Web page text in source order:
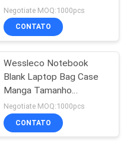
tecida
casca dura à prova
d'água 15 polegadas
Porta-retratos Caixa de
MacBook Tablet
Negotiate MOQ:1000pcs
CONTATO
Wessleco Notebook
Blank Laptop Bag Case
Manga Tamanho
Personalizado Máquina
Manga Poliéster Unisex
Laptop Bags
Negotiate MOQ:1000pcs
CONTATO